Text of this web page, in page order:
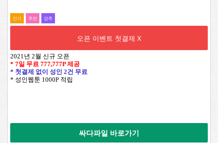
인기 추전 강추
오픈 이벤트 첫결제 X
2021년 2월 신규 오픈
* 7일 무료 777,777P제공
* 첫결제 없이 성인 2건 무료
* 성인웹툰 1000P 적립
싸다파일 바로가기